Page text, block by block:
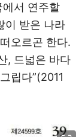
서 연주할
이 받은 나라
오르곤 한다.
, 드넓은 바다
립다”(2011